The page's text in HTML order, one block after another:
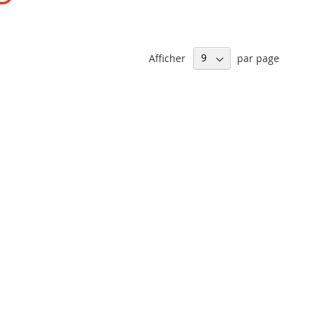
Afficher par page